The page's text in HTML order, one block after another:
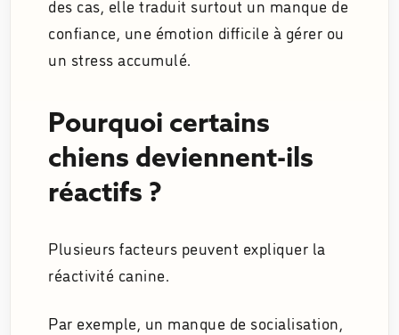
des cas, elle traduit surtout un manque de
confiance, une émotion difficile à gérer ou
un stress accumulé.
Pourquoi certains
chiens deviennent-ils
réactifs ?
Plusieurs facteurs peuvent expliquer la
réactivité canine.
Par exemple, un manque de socialisation,